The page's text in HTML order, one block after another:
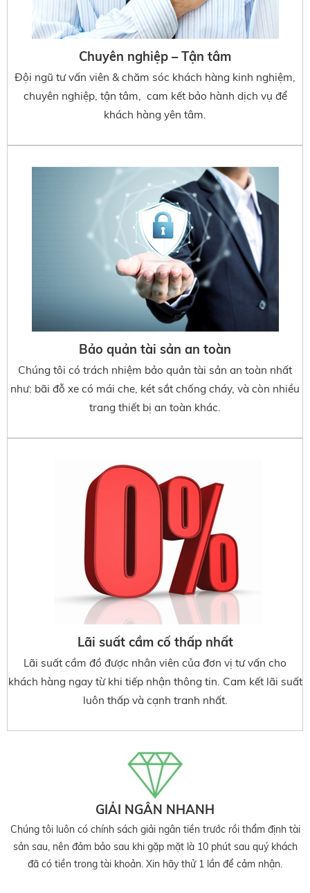
Chuyên nghiệp – Tận tâm
Đội ngũ tư vấn viên & chăm sóc khách hàng kinh nghiệm,
chuyên nghiệp, tận tâm, cam kết bảo hành dịch vụ để
khách hàng yên tâm.
Bảo quản tài sản an toàn
Chúng tôi có trách nhiệm bảo quản tài sản an toàn nhất
như: bãi đỗ xe có mái che, két sắt chống cháy, và còn nhiều
trang thiết bị an toàn khác.
Lãi suất cầm cố thấp nhất
Lãi suất cầm đồ được nhân viên của đơn vị tư vấn cho
khách hàng ngay từ khi tiếp nhận thông tin. Cam kết lãi suất
luôn thấp và cạnh tranh nhất.
GIẢI NGÂN NHANH
Chúng tôi luôn có chính sách giải ngân tiền trước rồi thẩm định tài
sản sau, nên đảm bảo sau khi gặp mặt là 10 phút sau quý khách
đã có tiền trong tài khoản. Xin hãy thử 1 lần để cảm nhận.